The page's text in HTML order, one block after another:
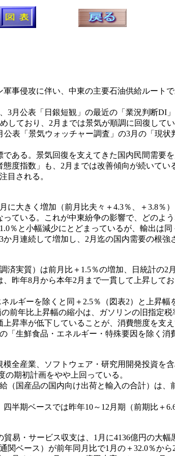
事侵攻に伴い、中東の主要石油供給ルート
月公表「日銀短観」の最近の「業況判断DI
ており、2月までは景気が順調に回復してい
表「景気ウォッチャー調査」の3月の「現
ある。景気回復を支えてきた国内民間需要
度指数」も、2月までは改善傾向が続いてい
目される。
大きく増加（前月比夫々＋4.3％、＋3.8％
ている。これが中東紛争の影響で、どのよ
％と小幅減少にとどまっているが、輸出は
月連続して増加し、2月迄の国内需要の根強
実質）は前月比＋1.5％の増加、日統計の2
昨年8月から本年2月まで一貫して上昇して
ギーを除くと同＋2.5％（図表2）と上昇
前年比上昇幅の縮小は、ガソリンの旧指定
昇率が低下していることが、消費態度を支え
生鮮食品・エネルギー・特殊要因を除く消
全産業、ソフトウェア・研究用開発投資を
期初計画をやや上回っている。
国産品の国内向け出荷と輸入の合計）は、
期ベースでは昨年10～12月期（前期比＋
易・サービス収支は、1月に4136億円の大
ベース）が前年同月比で1月の＋32.0％か